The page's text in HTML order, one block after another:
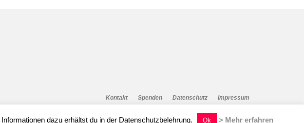
Kontakt Spenden Datenschutz Impressum
dazu erhältst du in der Datenschutzbelehrung. Ok > Mehr erfahren